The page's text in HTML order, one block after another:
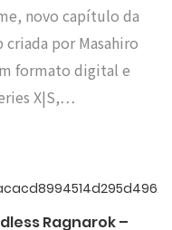
novo capítulo da
criada por Masahiro
formato digital e
X|S,…
Ragnarok –